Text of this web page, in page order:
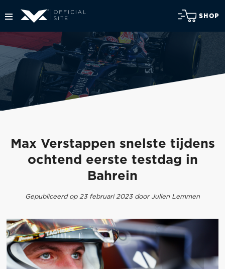
SHOP
Max Verstappen snelste tijdens
ochtend eerste testdag in
Bahrein
Gepubliceerd op 23 februari 2023 door Julien Lemmen